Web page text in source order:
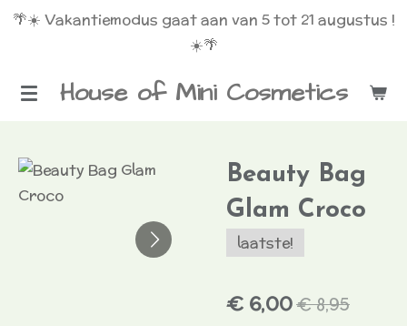
Ga
de
House of Mini Cosmetics
🌴☀️ Vakantiemodus gaat aan van 5 tot 21 augustus !
☀️🌴
Beauty Bag
Glam Croco
laatste!
€ 6,00€ 8,95